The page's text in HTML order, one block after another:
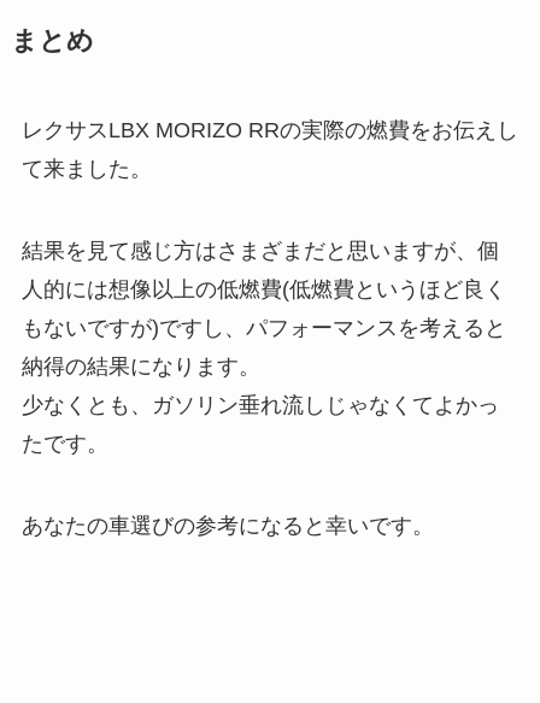
まとめ
レクサスLBX MORIZO RRの実際の燃費をお伝えし
て来ました。
結果を見て感じ方はさまざまだと思いますが、個
人的には想像以上の低燃費(低燃費というほど良く
もないですが)ですし、パフォーマンスを考えると
納得の結果になります。
少なくとも、ガソリン垂れ流しじゃなくてよかっ
たです。
あなたの車選びの参考になると幸いです。